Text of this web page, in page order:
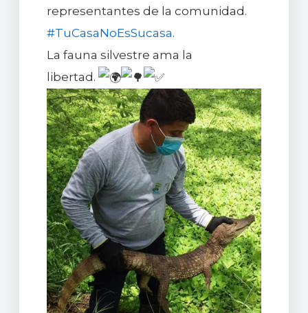
representantes de la comunidad.
#TuCasaNoEsSucasa.
La fauna silvestre ama la
libertad.